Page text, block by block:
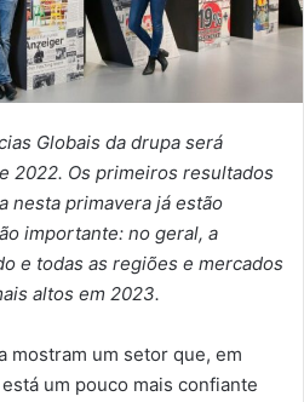
Globais da drupa será
2022. Os primeiros resultados
nesta primavera já estão
importante: no geral, a
e todas as regiões e mercados
altos em 2023.
mostram um setor que, em
um pouco mais confiante